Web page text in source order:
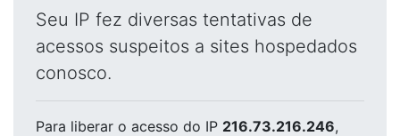
Seu IP fez diversas tentativas de
acessos suspeitos a sites hospedados
conosco.
Para liberar o acesso do IP 216.73.216.246,